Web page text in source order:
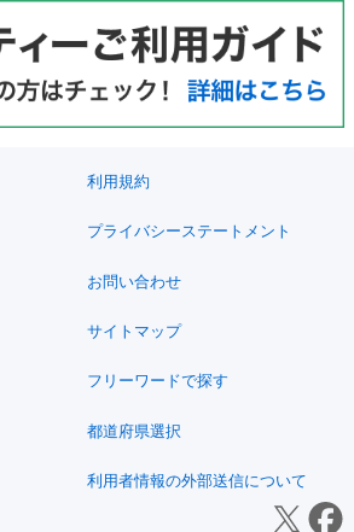
利用規約
プライバシーステートメント
お問い合わせ
サイトマップ
フリーワードで探す
都道府県選択
利用者情報の外部送信について